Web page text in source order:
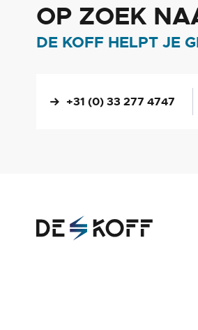
OP ZOEK
DE KOFF HELPT JE
+31 (0) 33 277 4747